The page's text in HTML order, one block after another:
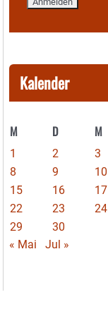
Kalender
M D M
1 2 3
8
9 10
15
16 17
22
23 24
29
30
« Mai
Jul »